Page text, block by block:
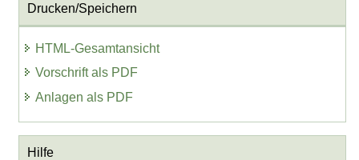
Drucken/Speichern
HTML-Gesamtansicht
Vorschrift als PDF
Anlagen als PDF
Hilfe